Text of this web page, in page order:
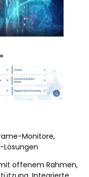
Monitore,
Lösungen
offenem Rahmen,